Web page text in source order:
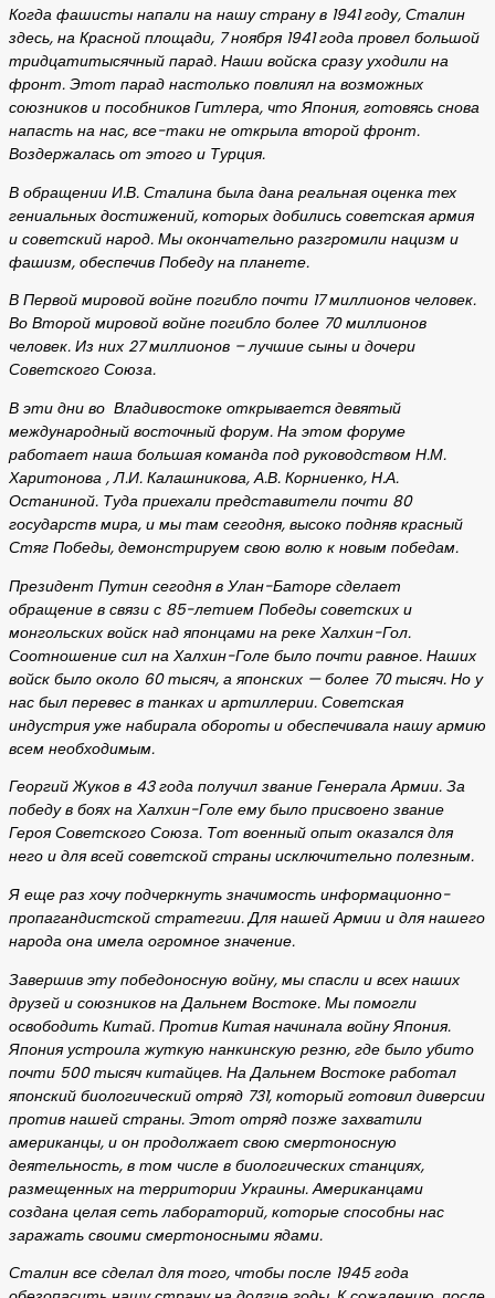
Когда фашисты напали на нашу страну в 1941 году, Сталин
здесь, на Красной площади, 7 ноября 1941 года провел большой
тридцатитысячный парад. Наши войска сразу уходили на
фронт. Этот парад настолько повлиял на возможных
союзников и пособников Гитлера, что Япония, готовясь снова
напасть на нас, все-таки не открыла второй фронт.
Воздержалась от этого и Турция.
В обращении И.В. Сталина была дана реальная оценка тех
гениальных достижений, которых добились советская армия
и советский народ. Мы окончательно разгромили нацизм и
фашизм, обеспечив Победу на планете.
В Первой мировой войне погибло почти 17 миллионов человек.
Во Второй мировой войне погибло более 70 миллионов
человек. Из них 27 миллионов – лучшие сыны и дочери
Советского Союза.
В эти дни во Владивостоке открывается девятый
международный восточный форум. На этом форуме
работает наша большая команда под руководством Н.М.
Харитонова , Л.И. Калашникова, А.В. Корниенко, Н.А.
Останиной. Туда приехали представители почти 80
государств мира, и мы там сегодня, высоко подняв красный
Стяг Победы, демонстрируем свою волю к новым победам.
Президент Путин сегодня в Улан-Баторе сделает
обращение в связи с 85-летием Победы советских и
монгольских войск над японцами на реке Халхин-Гол.
Соотношение сил на Халхин-Голе было почти равное. Наших
войск было около 60 тысяч, а японских — более 70 тысяч. Но у
нас был перевес в танках и артиллерии. Советская
индустрия уже набирала обороты и обеспечивала нашу армию
всем необходимым.
Георгий Жуков в 43 года получил звание Генерала Армии. За
победу в боях на Халхин-Голе ему было присвоено звание
Героя Советского Союза. Тот военный опыт оказался для
него и для всей советской страны исключительно полезным.
Я еще раз хочу подчеркнуть значимость информационно-
пропагандистской стратегии. Для нашей Армии и для нашего
народа она имела огромное значение.
Завершив эту победоносную войну, мы спасли и всех наших
друзей и союзников на Дальнем Востоке. Мы помогли
освободить Китай. Против Китая начинала войну Япония.
Япония устроила жуткую нанкинскую резню, где было убито
почти 500 тысяч китайцев. На Дальнем Востоке работал
японский биологический отряд 731, который готовил диверсии
против нашей страны. Этот отряд позже захватили
американцы, и он продолжает свою смертоносную
деятельность, в том числе в биологических станциях,
размещенных на территории Украины. Американцами
создана целая сеть лабораторий, которые способны нас
заражать своими смертоносными ядами.
Сталин все сделал для того, чтобы после 1945 года